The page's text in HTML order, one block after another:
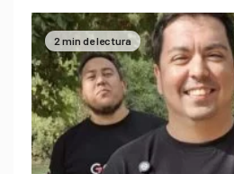
2 min de lectura